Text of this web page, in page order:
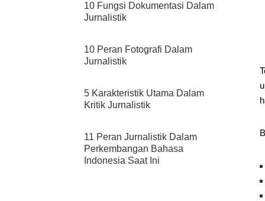
10 Fungsi Dokumentasi Dalam
Jurnalistik
10 Peran Fotografi Dalam
Jurnalistik
5 Karakteristik Utama Dalam
Kritik Jurnalistik
11 Peran Jurnalistik Dalam
Perkembangan Bahasa
Indonesia Saat Ini